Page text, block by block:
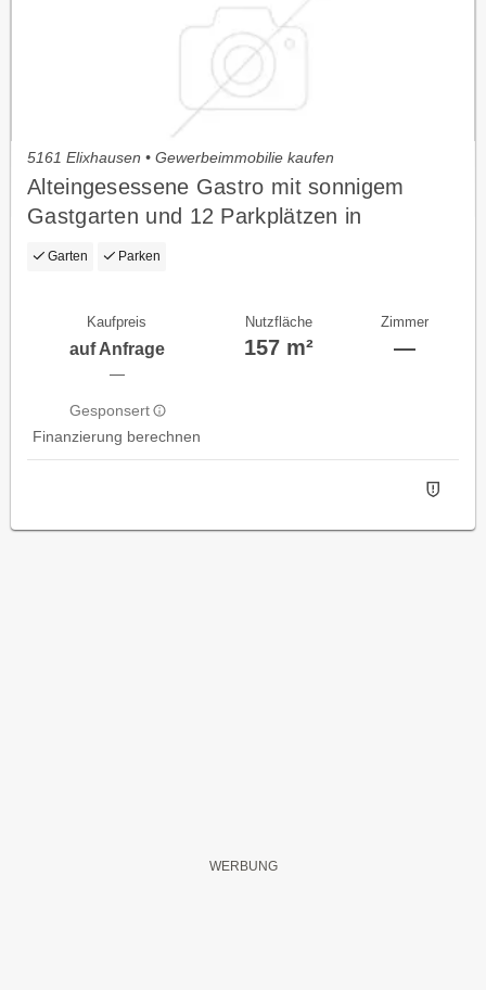
5161 Elixhausen • Gewerbeimmobilie kaufen
Alteingesessene Gastro mit sonnigem
Gastgarten und 12 Parkplätzen in
Elixhausen zu verkaufen!
Garten Parken
Kaufpreis
auf Anfrage
—
Gesponsert
Finanzierung berechnen
Nutzfläche
157 m²
Zimmer
—